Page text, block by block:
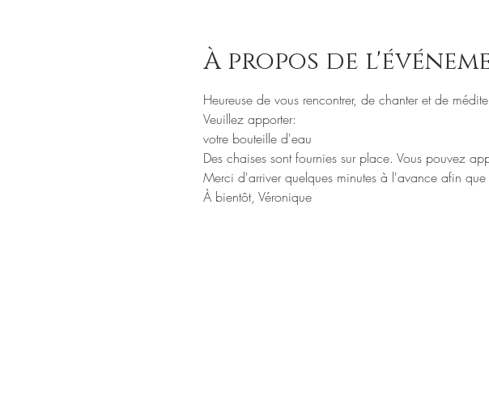
À propos de
Veuillez apporter:
À bientôt, Véronique